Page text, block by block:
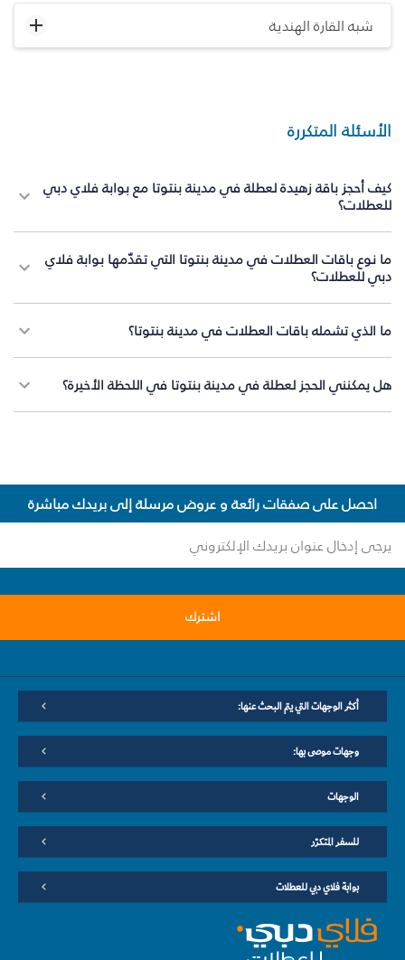
شبه القارة الهندية
الأسئلة المتكررة
كيف أحجز باقة زهيدة لعطلة في مدينة بنتوتا مع بوابة فلاي دبي
للعطلات؟
ما نوع باقات العطلات في مدينة بنتوتا التي تقدّمها بوابة فلاي
دبي للعطلات؟
ما الذي تشمله باقات العطلات في مدينة بنتوتا؟
هل يمكنني الحجز لعطلة في مدينة بنتوتا في اللحظة الأخيرة؟
احصل على صفقات رائعة و عروض مرسلة إلى بريدك مباشرة
اشترك
أكثر الوجهات التي يتم البحث عنها:
وجهات موصى بها:
الوجهات
للسفر المتكرّر
بوابة فلاي دبي للعطلات